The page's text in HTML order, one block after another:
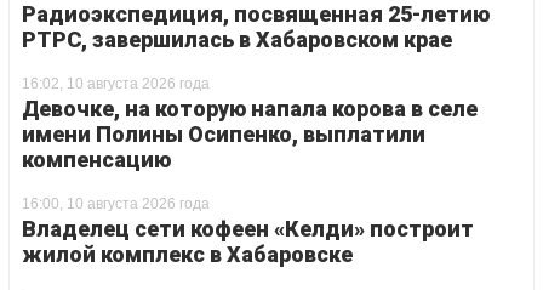
Радиоэкспедиция, посвященная 25-летию
РТРС, завершилась в Хабаровском крае
16:02, 10 августа 2026 года
Девочке, на которую напала корова в селе
имени Полины Осипенко, выплатили
компенсацию
16:00, 10 августа 2026 года
Владелец сети кофеен «Келди» построит
жилой комплекс в Хабаровске